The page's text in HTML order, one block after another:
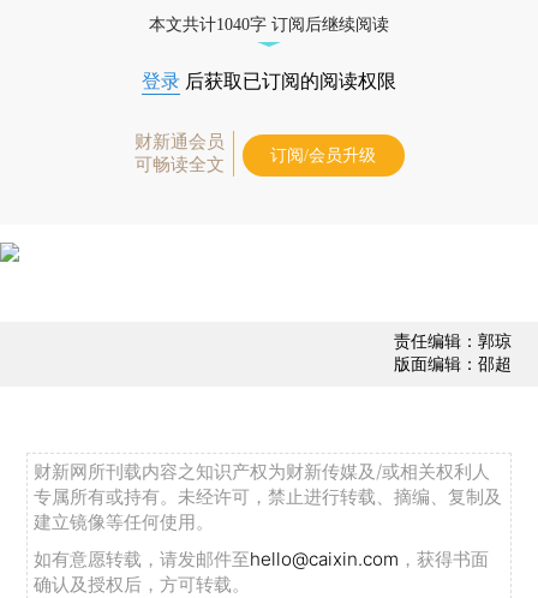
本文共计1040字 订阅后继续阅读
登录 后获取已订阅的阅读权限
财新通会员
可畅读全文
订阅/会员升级
责任编辑：郭琼
版面编辑：邵超
财新网所刊载内容之知识产权为财新传媒及/或相关权利人
专属所有或持有。未经许可，禁止进行转载、摘编、复制及
建立镜像等任何使用。
如有意愿转载，请发邮件至hello@caixin.com ，获得书面
确认及授权后，方可转载。